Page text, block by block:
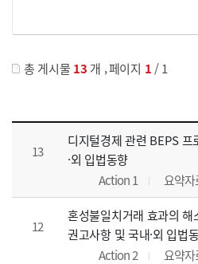
총 게시물 13 개 ,페이지 1 / 1
게시글 목록 - 번호, 제목, 액션, 분류, 게시일, 첨부파일 정보제공
13
디지털경제 관련 BEPS
·외 입법동향
Action 1
요약자
12
혼성불일치거래 효과의
권고사항 및 국내·외 입법
Action 2
요약자